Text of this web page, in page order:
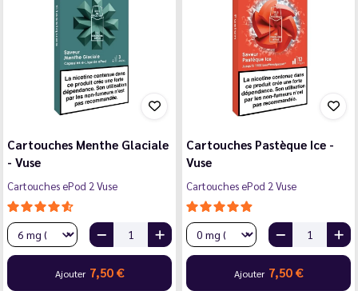
Cartouches Menthe Glaciale
- Vuse
Cartouches ePod 2 Vuse
Ajouter 7,50 €
Cartouches Pastèque Ice -
Vuse
Cartouches ePod 2 Vuse
Ajouter 7,50 €